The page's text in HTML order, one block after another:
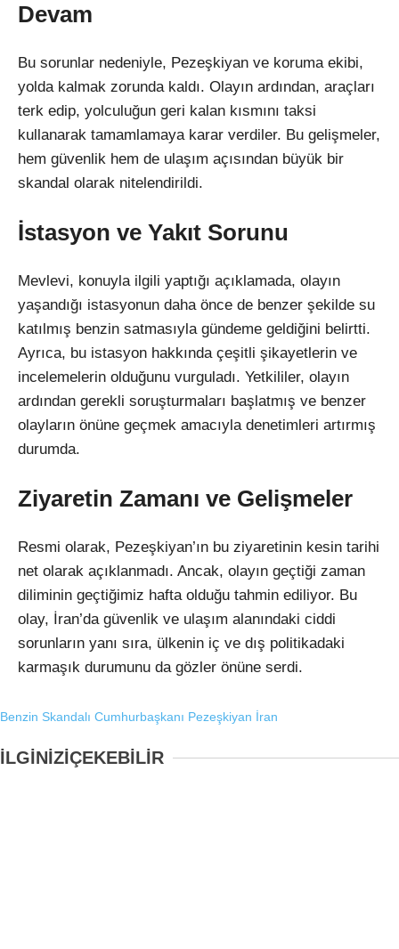
Devam
Bu sorunlar nedeniyle, Pezeşkiyan ve koruma ekibi,
yolda kalmak zorunda kaldı. Olayın ardından, araçları
terk edip, yolculuğun geri kalan kısmını taksi
kullanarak tamamlamaya karar verdiler. Bu gelişmeler,
hem güvenlik hem de ulaşım açısından büyük bir
skandal olarak nitelendirildi.
İstasyon ve Yakıt Sorunu
Mevlevi, konuyla ilgili yaptığı açıklamada, olayın
yaşandığı istasyonun daha önce de benzer şekilde su
katılmış benzin satmasıyla gündeme geldiğini belirtti.
Ayrıca, bu istasyon hakkında çeşitli şikayetlerin ve
incelemelerin olduğunu vurguladı. Yetkililer, olayın
ardından gerekli soruşturmaları başlatmış ve benzer
olayların önüne geçmek amacıyla denetimleri artırmış
durumda.
Ziyaretin Zamanı ve Gelişmeler
Resmi olarak, Pezeşkiyan’ın bu ziyaretinin kesin tarihi
net olarak açıklanmadı. Ancak, olayın geçtiği zaman
diliminin geçtiğimiz hafta olduğu tahmin ediliyor. Bu
olay, İran’da güvenlik ve ulaşım alanındaki ciddi
sorunların yanı sıra, ülkenin iç ve dış politikadaki
karmaşık durumunu da gözler önüne serdi.
Benzin Skandalı Cumhurbaşkanı Pezeşkiyan İran
İLGİNİZİÇEKEBİLİR